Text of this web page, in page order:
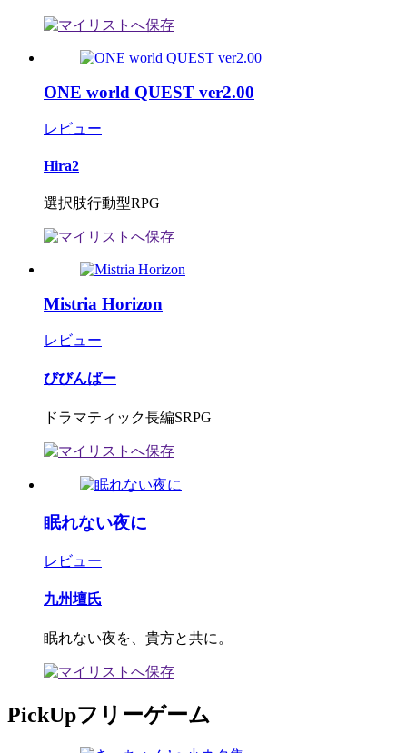
ONE world QUEST ver2.00
レビュー
Hira2
選択肢行動型RPG
Mistria Horizon
レビュー
びびんばー
ドラマティック長編SRPG
眠れない夜に
レビュー
九州壇氏
眠れない夜を、貴方と共に。
PickUpフリーゲーム